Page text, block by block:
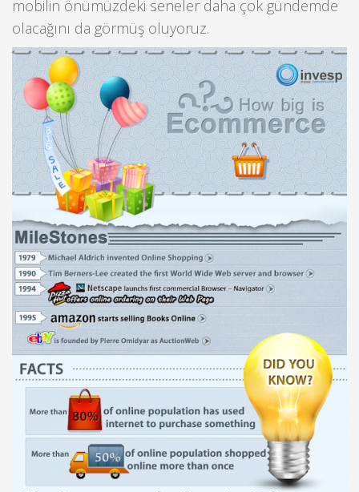
mobilin önümüzdeki seneler daha çok gündemde
olacağını da görmüş oluyoruz.